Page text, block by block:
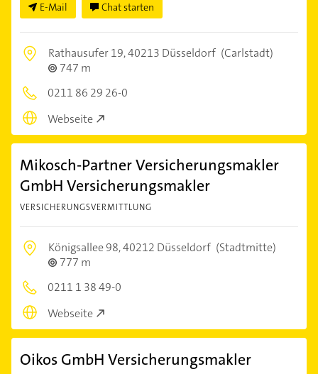
E-Mail Chat starten
Rathausufer 19,40213 Düsseldorf (Carlstadt)
747 m
0211 86 29 26-0
Webseite
Mikosch-Partner Versicherungsmakler
GmbH Versicherungsmakler
VERSICHERUNGSVERMITTLUNG
Königsallee 98,40212 Düsseldorf (Stadtmitte)
777 m
0211 1 38 49-0
Webseite
Oikos GmbH Versicherungsmakler